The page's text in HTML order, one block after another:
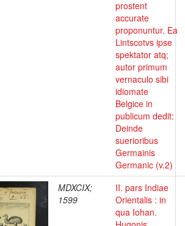
prostent
accurate
proponuntur. Ea
Lintscotvs ipse
spektator atq;
autor primum
vernaculo sibi
idiomate
Belgice in
publicum dedit:
Deinde
suerioribus
Germainis
Germanic (v.2)
MDXCIX;
1599
II. pars Indiae
Orientalis : in
qua Iohan.